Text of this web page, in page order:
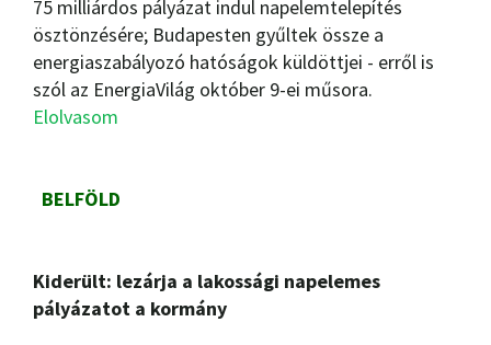
75 milliárdos pályázat indul napelemtelepítés
ösztönzésére; Budapesten gyűltek össze a
energiaszabályozó hatóságok küldöttjei - erről is
szól az EnergiaVilág október 9-ei műsora.
Elolvasom
BELFÖLD
Kiderült: lezárja a lakossági napelemes
pályázatot a kormány